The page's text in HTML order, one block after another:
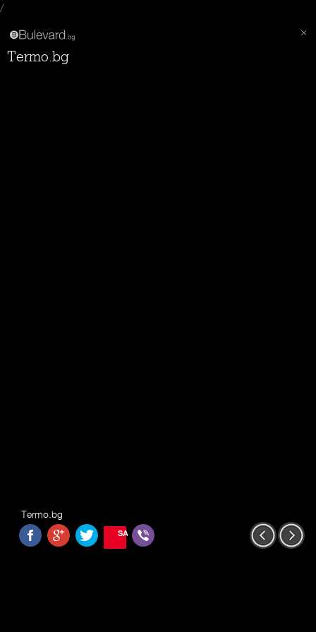
/
Termo.bg
Termo.bg
SAVE